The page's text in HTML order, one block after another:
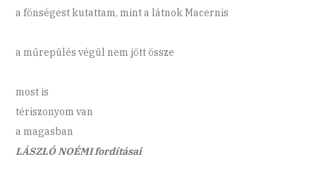
a fönségest kutattam, mint a látnok Macernis
a műrepülés végül nem jött össze
most is
tériszonyom van
a magasban
LÁSZLÓ NOÉMI fordításai